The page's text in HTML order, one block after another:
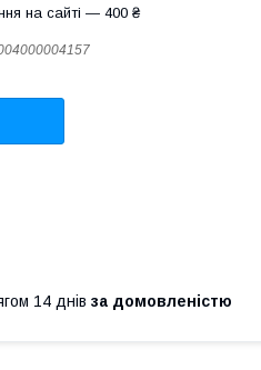
на сайті — 400 ₴
14 днів за домовленістю